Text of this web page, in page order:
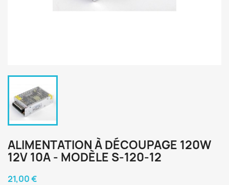
ALIMENTATION À DÉCOUPAGE 120W
12V 10A - MODÈLE S-120-12
21,00 €